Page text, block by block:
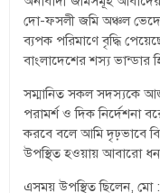
দো-ফসলী জমি অঞ্চল
ব্যপক পরিমাণে বৃদ্ধি
বাংলাদেশের শস্য ভান্ডার
সম্মানিত সকল সদস্যকে
পরামর্শ ও দিক নির্দেশনা
করবে বলে আমি দৃঢ়ভাবে
উপস্থিত হওয়ায় আবারো
এসময় উপস্থিত ছিলেন, মো